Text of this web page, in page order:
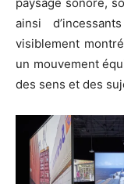
ainsi
visiblement
un mouvement
des sens et des